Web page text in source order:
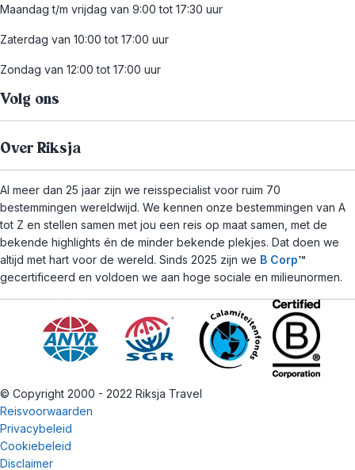
Maandag t/m vrijdag van 9:00 tot 17:30 uur
Zaterdag van 10:00 tot 17:00 uur
Zondag van 12:00 tot 17:00 uur
Volg ons
Over Riksja
Al meer dan 25 jaar zijn we reisspecialist voor ruim 70
bestemmingen wereldwijd. We kennen onze bestemmingen van A
tot Z en stellen samen met jou een reis op maat samen, met de
bekende highlights én de minder bekende plekjes. Dat doen we
altijd met hart voor de wereld. Sinds 2025 zijn we B Corp™
gecertificeerd en voldoen we aan hoge sociale en milieunormen.
© Copyright 2000 - 2022 Riksja Travel
Reisvoorwaarden
Privacybeleid
Cookiebeleid
Disclaimer